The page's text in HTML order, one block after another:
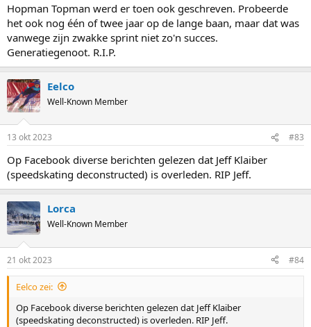
Hopman Topman werd er toen ook geschreven. Probeerde
het ook nog één of twee jaar op de lange baan, maar dat was
vanwege zijn zwakke sprint niet zo'n succes.
Generatiegenoot. R.I.P.
Eelco
Well-Known Member
13 okt 2023 #83
Op Facebook diverse berichten gelezen dat Jeff Klaiber
(speedskating deconstructed) is overleden. RIP Jeff.
Lorca
Well-Known Member
21 okt 2023 #84
Eelco zei:
Op Facebook diverse berichten gelezen dat Jeff Klaiber
(speedskating deconstructed) is overleden. RIP Jeff.